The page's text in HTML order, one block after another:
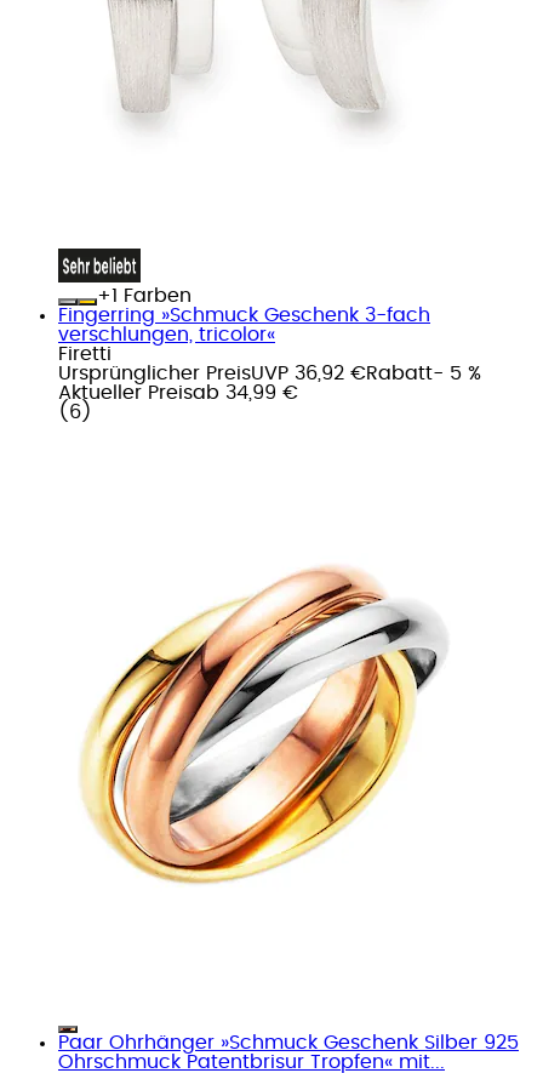
+
Farben
Fingerring »Schmuck Geschenk 3-fach
verschlungen, tricolor«
Firetti
Ursprünglicher PreisUVP 36,92 €Rabatt- 5 %
Aktueller Preisab 34,99 €
( 6 )
Paar Ohrhänger »Schmuck Geschenk Silber 925
Ohrschmuck Patentbrisur Tropfen« mit...